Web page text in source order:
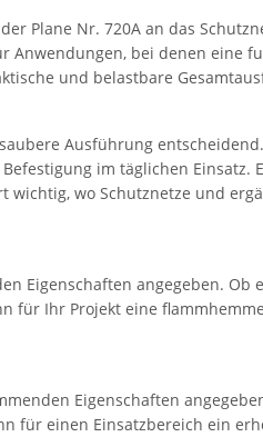
Plane Nr. 720A an das
Anwendungen, bei denen eine
und belastbare
Ausführung
im täglichen
wo Schutznetze und
Eigenschaften angegeben.
für Ihr Projekt eine
Eigenschaften
für einen Einsatzbereich ein